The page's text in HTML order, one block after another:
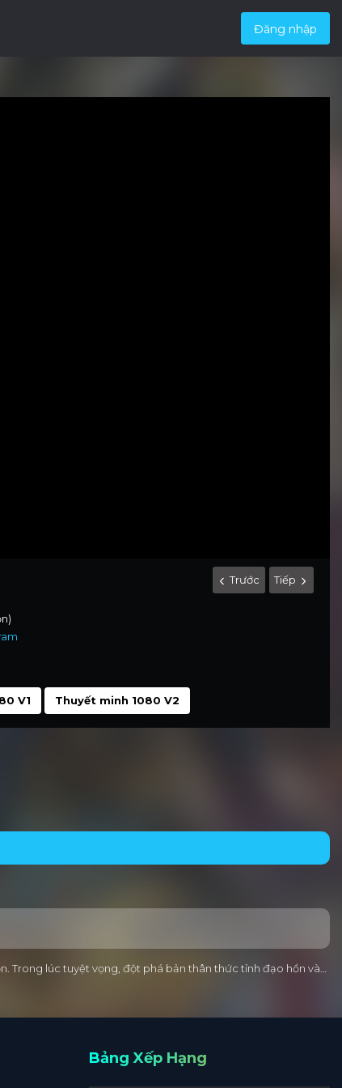
Đăng nhập
Trước Tiếp
V1 Thuyết minh 1080 V2
lúc tuyệt vọng, đột phá bản thân thức tỉnh đạo hồn và…
Bảng Xếp Hạng